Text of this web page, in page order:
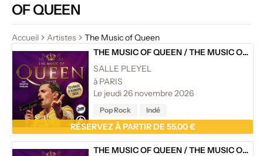
OF QUEEN
Accueil Artistes
The Music of Queen
THE MUSIC OF QUEEN /THE MUSIC OF QUEEN - LIVE
SALLE PLEYEL
à PARIS
Le jeudi 26 novembre 2026
Pop Rock Indé
RÉSERVEZ À PARTIR DE 55.00 €
THE MUSIC OF QUEEN /THE MUSIC OF QUEEN - LIVE